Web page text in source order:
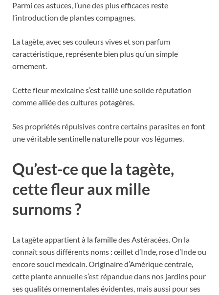
Parmi ces astuces, l’une des plus efficaces reste
l’introduction de plantes compagnes.
La tagète, avec ses couleurs vives et son parfum
caractéristique, représente bien plus qu’un simple
ornement.
Cette fleur mexicaine s’est taillé une solide réputation
comme alliée des cultures potagères.
Ses propriétés répulsives contre certains parasites en font
une véritable sentinelle naturelle pour vos légumes.
Qu’est-ce que la tagète,
cette fleur aux mille
surnoms ?
La tagète appartient à la famille des Astéracées. On la
connaît sous différents noms : œillet d’Inde, rose d’Inde ou
encore souci mexicain. Originaire d’Amérique centrale,
cette plante annuelle s’est répandue dans nos jardins pour
ses qualités ornementales évidentes, mais aussi pour ses